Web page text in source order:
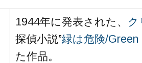
1944年に発表された、 ク
探偵小説”緑は危険/
た作品。